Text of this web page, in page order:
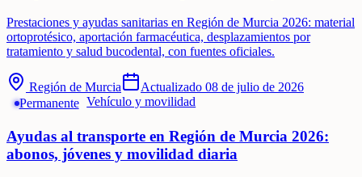
Prestaciones y ayudas sanitarias en Región de Murcia 2026: material
ortoprotésico, aportación farmacéutica, desplazamientos por
tratamiento y salud bucodental, con fuentes oficiales.
Región de Murcia Actualizado 08 de julio de 2026
Permanente Vehículo y movilidad
Ayudas al transporte en Región de Murcia 2026:
abonos, jóvenes y movilidad diaria